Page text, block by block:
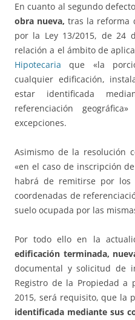
En cuanto al segundo
obra nueva,tras la reforma
por la Ley 13/2015, de 24
relación a el ámbito de
Hipotecaria que «la
cualquier edificación,
estar identificada
referenciación
excepciones.
Asimismo de la resolución
«en el caso de inscripción
habrá de remitirse por los
coordenadas de
suelo ocupada por las
Por todo ello en la
edificación terminada,
documental y solicitud de
Registro de la Propiedad
2015, será requisito, que la
identificada mediante sus